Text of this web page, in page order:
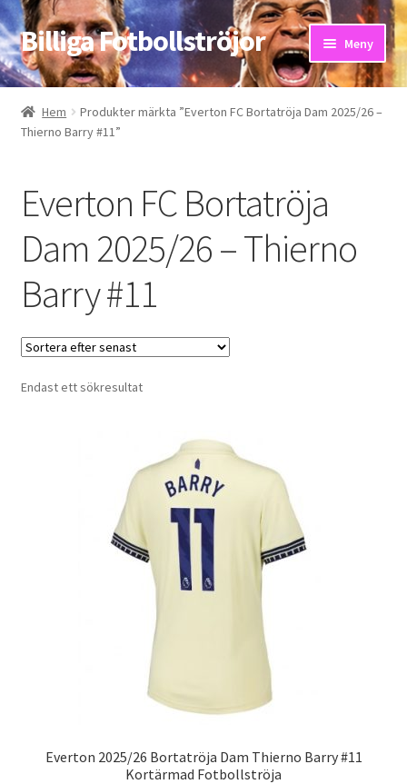
Hoppa
till
navigering
Hoppa
till
innehåll
Billiga Fotbollströjor Meny
Hem
Bloggar
Kontakta oss
Hem
Produkter märkta ”Everton FC Bortatröja Dam 2025/26 –
Thierno Barry #11”
Everton FC Bortatröja
Dam 2025/26 – Thierno
Barry #11
Endast ett sökresultat
Everton 2025/26 Bortatröja Dam Thierno Barry #11
Kortärmad Fotbollströja